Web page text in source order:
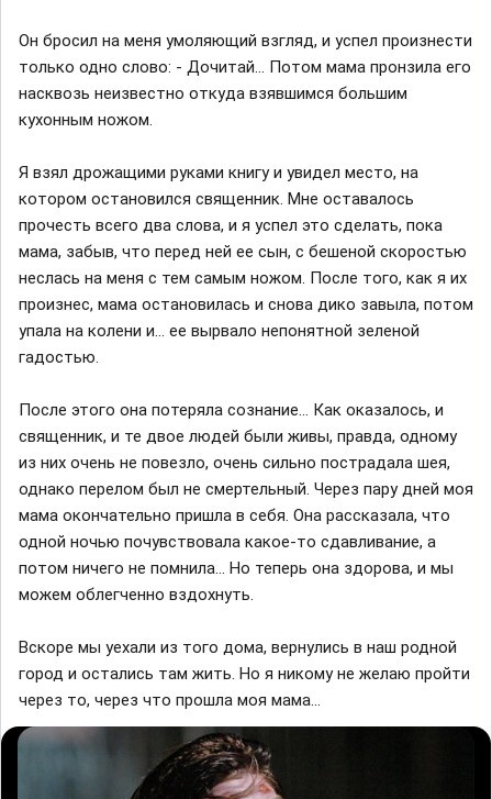
Он бросил на меня умоляющий взгляд, и успел произнести
только одно слово: - Дочитай... Потом мама пронзила его
насквозь неизвестно откуда взявшимся большим
кухонным ножом.
Я взял дрожащими руками книгу и увидел место, на
котором остановился священник. Мне оставалось
прочесть всего два слова, и я успел это сделать, пока
мама, забыв, что перед ней ее сын, с бешеной скоростью
неслась на меня с тем самым ножом. После того, как я их
произнес, мама остановилась и снова дико завыла, потом
упала на колени и... ее вырвало непонятной зеленой
гадостью.
После этого она потеряла сознание... Как оказалось, и
священник, и те двое людей были живы, правда, одному
из них очень не повезло, очень сильно пострадала шея,
однако перелом был не смертельный. Через пару дней моя
мама окончательно пришла в себя. Она рассказала, что
одной ночью почувствовала какое-то сдавливание, а
потом ничего не помнила... Но теперь она здорова, и мы
можем облегченно вздохнуть.
Вскоре мы уехали из того дома, вернулись в наш родной
город и остались там жить. Но я никому не желаю пройти
через то, через что прошла моя мама...